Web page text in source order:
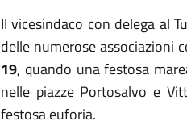
Il vicesindaco con delega al
delle numerose associazioni
19, quando una festosa
nelle piazze Portosalvo e
festosa euforia.